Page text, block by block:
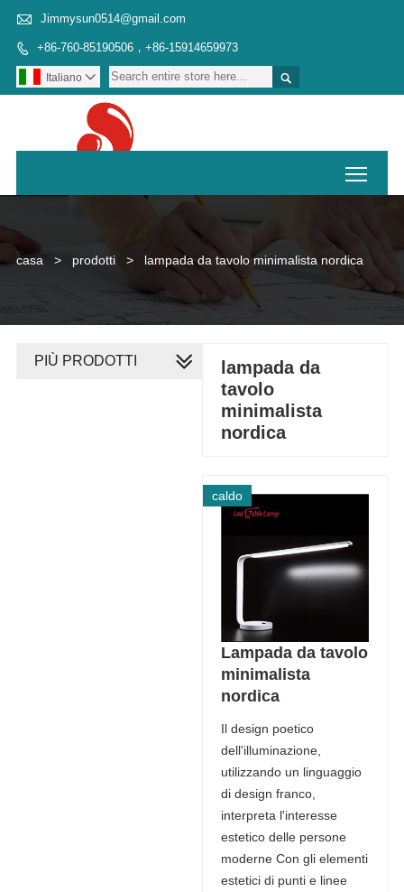
 Jimmysun0514@gmail.com
 +86-760-85190506，+86-15914659973

Italiano 
casa > prodotti > lampada da tavolo minimalista nordica
lampada da
tavolo
minimalista
nordica
caldo
Lampada da tavolo
minimalista
nordica
Il design poetico
dell'illuminazione,
utilizzando un linguaggio
di design franco,
interpreta l'interesse
estetico delle persone
moderne Con gli elementi
estetici di punti e linee
PIÙ PRODOTTI